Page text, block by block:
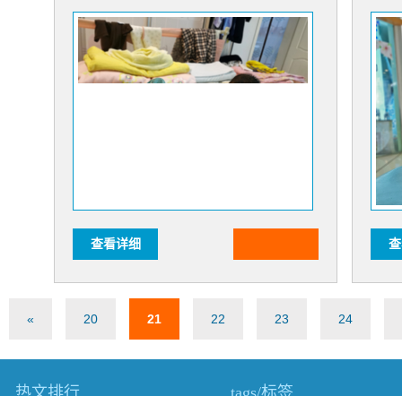
查看详细
« 20 21 22 23 24
热文排行 tags/标签